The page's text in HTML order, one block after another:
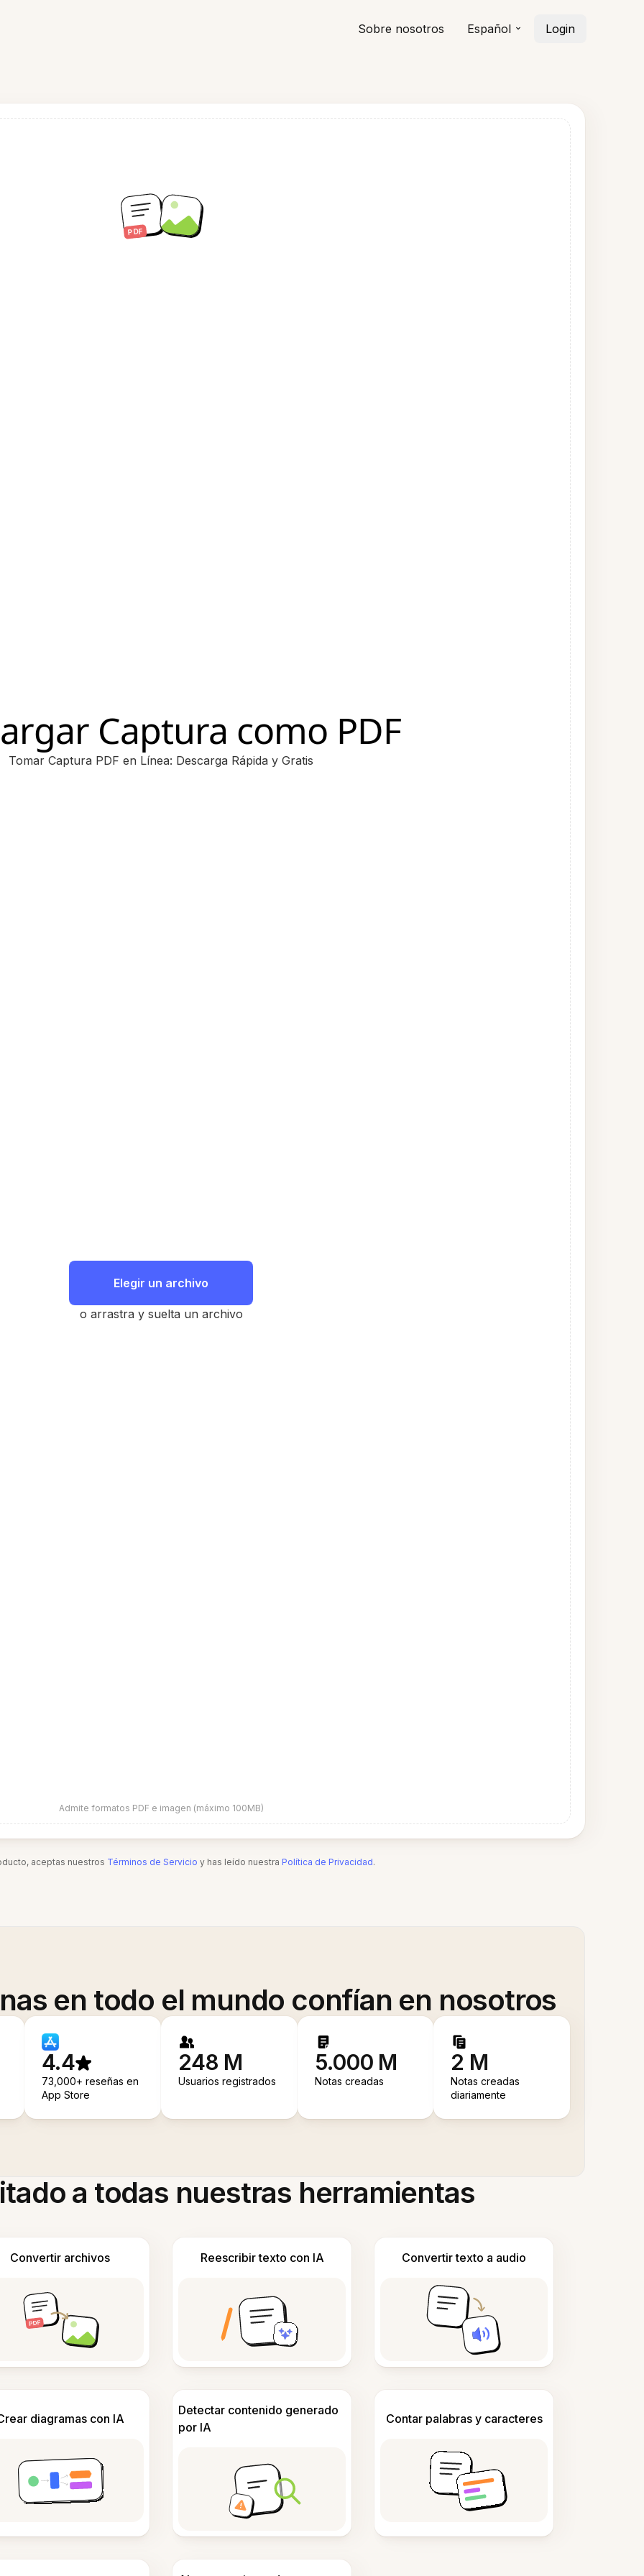
Sobre nosotros Español Login
Captura como PDF
Tomar Captura PDF en Línea: Descarga Rápida y Gratis
Elegir un archivo
o arrastra y suelta un archivo
Admite formatos PDF e imagen (máximo 100MB)
aceptas nuestros Términos de Servicio y has leído nuestra Política de Privacidad.
en todo el mundo confían en nosotros
4.4
73,000+ reseñas en
App Store
248 M
Usuarios registrados
5.000 M
Notas creadas
2 M
Notas creadas
diariamente
a todas nuestras herramientas
Convertir archivos Reescribir texto con IA Convertir texto a audio
diagramas con IA
Detectar contenido generado
por IA
Contar palabras y caracteres